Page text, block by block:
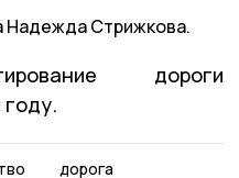
Надежда Стрижкова.
дороги
дорога